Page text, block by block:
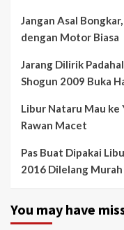
Jangan Asal
dengan Motor Biasa
Jarang Dilirik
Shogun 2009 Buka
Libur Nataru Mau ke
Rawan Macet
Pas Buat Dipakai
2016 Dilelang Murah
You may have